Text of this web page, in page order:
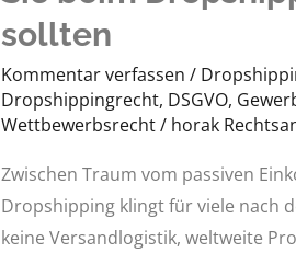
sollten
Kommentar verfassen /
Dropshippingrecht, DSGVO,
Wettbewerbsrecht​/ horak
Zwischen Traum vom passiven
Dropshipping klingt für viele nach
keine Versandlogistik, weltweite